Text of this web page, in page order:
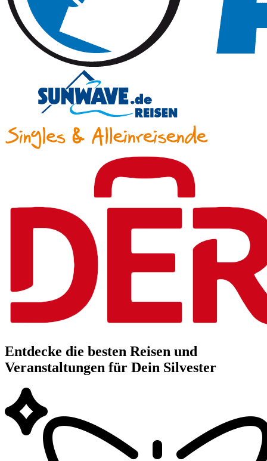
Entdecke die besten Reisen und
Veranstaltungen für Dein Silvester